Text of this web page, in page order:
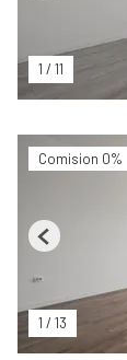
1 / 11
Comision 0%
1 / 13
Previous